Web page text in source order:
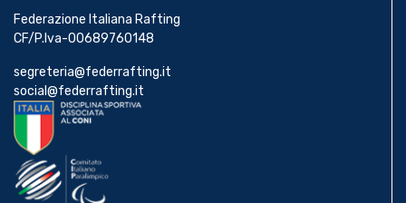
Federazione Italiana Rafting
CF/P.Iva-00689760148
segreteria@federrafting.it
social@federrafting.it